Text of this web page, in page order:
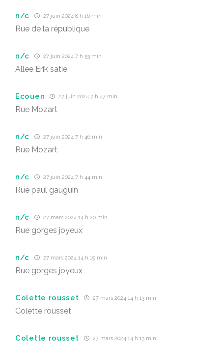
n/c 27 juin 2024 8 h 16 min
Rue de la république
n/c 27 juin 2024 7 h 53 min
Allee Erik satie
Ecouen 27 juin 2024 7 h 47 min
Rue Mozart
n/c 27 juin 2024 7 h 46 min
Rue Mozart
n/c 27 juin 2024 7 h 44 min
Rue paul gauguin
n/c 27 mars 2024 14 h 20 min
Rue gorges joyeux
n/c 27 mars 2024 14 h 19 min
Rue gorges joyeux
Colette rousset 27 mars 2024 14 h 13 min
Colette rousset
Colette rousset 27 mars 2024 14 h 13 min